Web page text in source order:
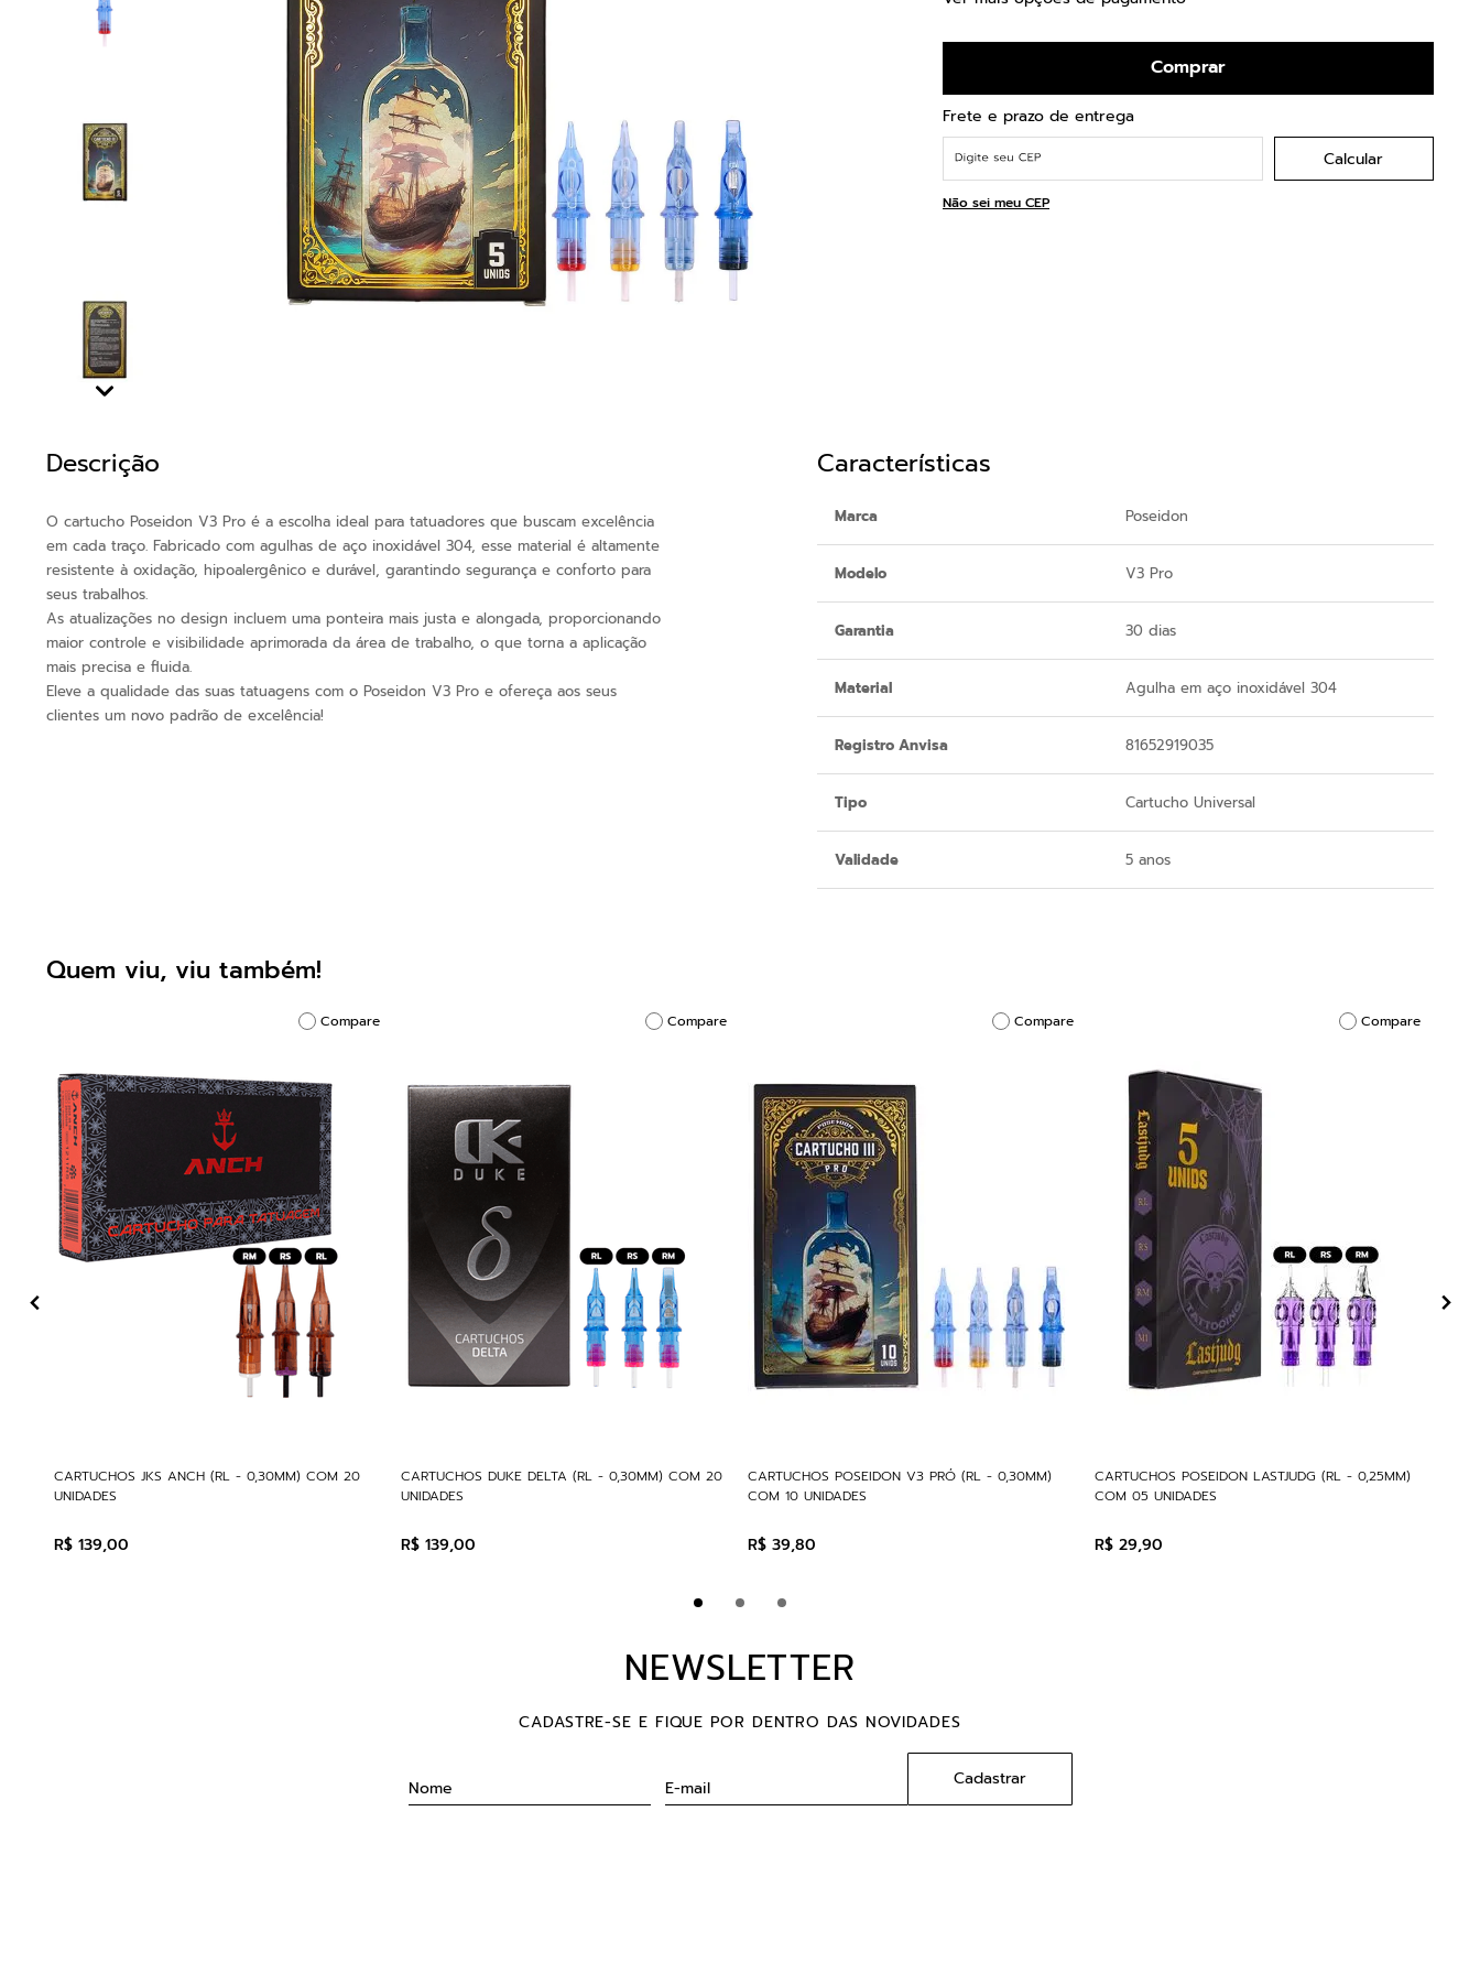
Comprar
Não sei meu CEP
Descrição
O cartucho Poseidon V3 Pro é a escolha ideal para tatuadores que buscam excelência
em cada traço. Fabricado com agulhas de aço inoxidável 304, esse material é altamente
resistente à oxidação, hipoalergênico e durável, garantindo segurança e conforto para
seus trabalhos.
As atualizações no design incluem uma ponteira mais justa e alongada, proporcionando
maior controle e visibilidade aprimorada da área de trabalho, o que torna a aplicação
mais precisa e fluida.
Eleve a qualidade das suas tatuagens com o Poseidon V3 Pro e ofereça aos seus
clientes um novo padrão de excelência!
Características
Marca Poseidon
Modelo V3 Pro
Garantia 30 dias
Material Agulha em aço inoxidável 304
Registro Anvisa 81652919035
Tipo Cartucho Universal
Validade 5 anos
Quem viu, viu também!
Compare
CARTUCHOS JKS ANCH (RL - 0,30MM) COM 20
UNIDADES
R$ 139,00
Compare
CARTUCHOS DUKE DELTA (RL - 0,30MM) COM 20
UNIDADES
R$ 139,00
Compare
CARTUCHOS POSEIDON V3 PRÓ (RL - 0,30MM)
COM 10 UNIDADES
R$ 39,80
Compare
CARTUCHOS POSEIDON LASTJUDG (RL - 0,25MM)
COM 05 UNIDADES
R$ 29,90
NEWSLETTER
CADASTRE-SE E FIQUE POR DENTRO DAS NOVIDADES
Cadastrar